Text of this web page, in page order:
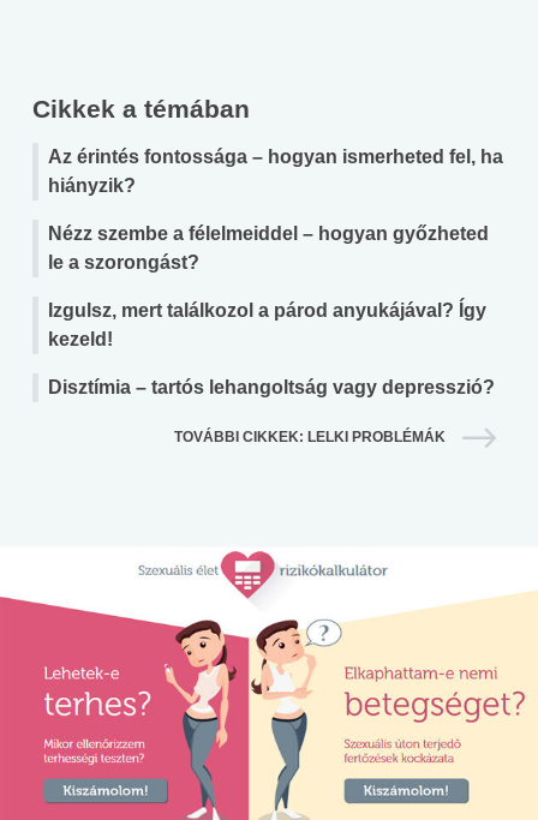
Cikkek a témában
Az érintés fontossága – hogyan ismerheted fel, ha
hiányzik?
Nézz szembe a félelmeiddel – hogyan győzheted
le a szorongást?
Izgulsz, mert találkozol a párod anyukájával? Így
kezeld!
Disztímia – tartós lehangoltság vagy depresszió?
TOVÁBBI CIKKEK: LELKI PROBLÉMÁK